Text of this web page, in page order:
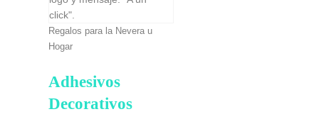
Regalos para la Nevera u
Hogar
Adhesivos
Decorativos